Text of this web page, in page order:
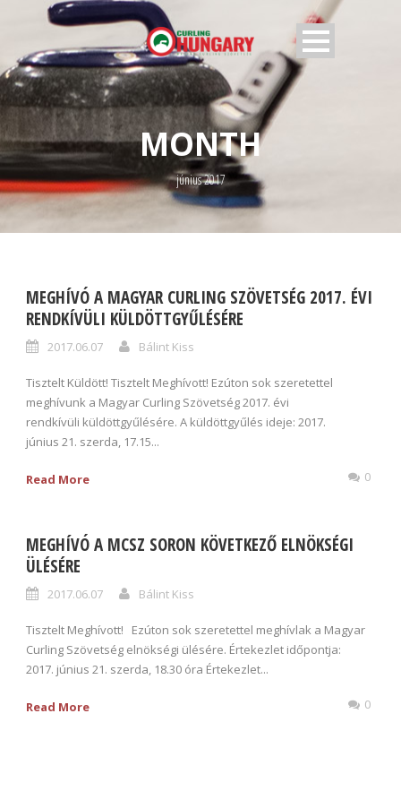
MONTH
június 2017
MEGHÍVÓ A MAGYAR CURLING SZÖVETSÉG 2017. ÉVI
RENDKÍVÜLI KÜLDÖTTGYŰLÉSÉRE
2017.06.07 Bálint Kiss
Tisztelt Küldött! Tisztelt Meghívott! Ezúton sok szeretettel
meghívunk a Magyar Curling Szövetség 2017. évi
rendkívüli küldöttgyűlésére. A küldöttgyűlés ideje: 2017.
június 21. szerda, 17.15...
Read More 0
MEGHÍVÓ A MCSZ SORON KÖVETKEZŐ ELNÖKSÉGI
ÜLÉSÉRE
2017.06.07 Bálint Kiss
Tisztelt Meghívott! Ezúton sok szeretettel meghívlak a Magyar
Curling Szövetség elnökségi ülésére. Értekezlet időpontja:
2017. június 21. szerda, 18.30 óra Értekezlet...
Read More 0